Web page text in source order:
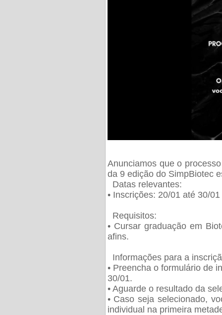
Anunciamos que o
da 9 edição do SimpBiotec
Datas relevantes:
• Inscrições: 20/01 até 30/01
Requisitos:
• Cursar graduação em
afins.
Informações para a
• Preencha o formulário de
30/01.
• Aguarde o resultado da
• Caso seja selecionado,
individual na primeira